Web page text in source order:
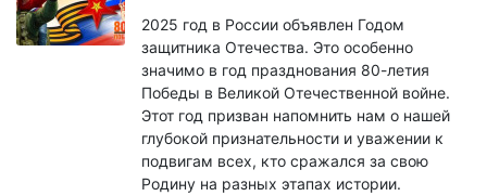
2025 год в России объявлен Годом
защитника Отечества. Это особенно
значимо в год празднования 80-летия
Победы в Великой Отечественной войне.
Этот год призван напомнить нам о нашей
глубокой признательности и уважении к
подвигам всех, кто сражался за свою
Родину на разных этапах истории.